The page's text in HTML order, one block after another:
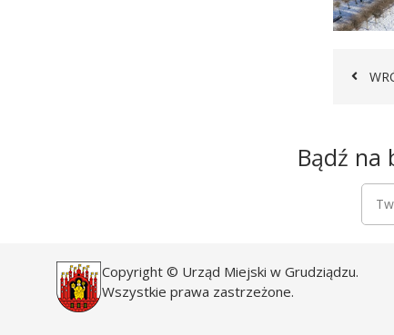
Bądź na
Twój
Copyright © Urząd Miejski w Grudziądzu.
Wszystkie prawa zastrzeżone.